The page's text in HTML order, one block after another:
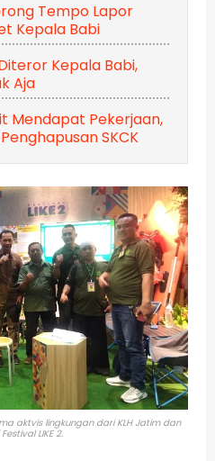
Tempo Lapor
Kepala Babi
Kepala Babi,
Aja
Mendapat Pekerjaan,
SKCK
aktvis lingkungan dari KLH Jatim dan
LIKE 2.